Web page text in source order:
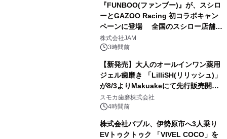
『FUNBOO(ファンブー)』が、スシロ
ーとGAZOO Racing 初コラボキャン
ペーンに登場 全国のスシロー店舗で
GR 4車種の FUNBOO(ミニカー)付き
メニューが展開されます
株式会社JAM
3時間前
【新発売】大人のオールインワン薬用
ジェル歯磨き 「LilliSH(リリッシュ)」
が8/3よりMakuakeにて先行販売開
始！
スモカ歯磨株式会社
4時間前
株式会社バブル、伊勢原市へ3人乗り
EVトゥクトゥク 「VIVEL COCO」を